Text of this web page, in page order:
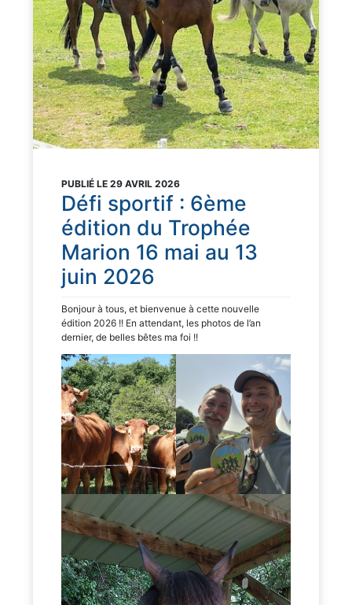
PUBLIÉ LE 29 AVRIL 2026
Défi sportif : 6ème
édition du Trophée
Marion 16 mai au 13
juin 2026
Bonjour à tous, et bienvenue à cette nouvelle
édition 2026 !! En attendant, les photos de l’an
dernier, de belles bêtes ma foi !!